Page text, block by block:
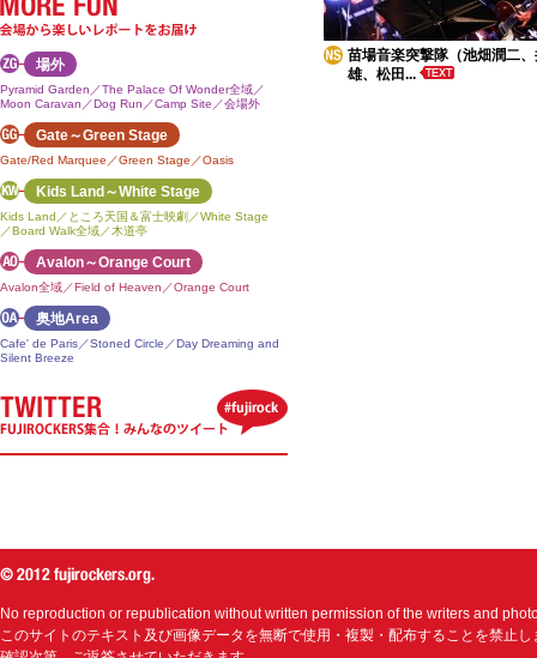
苗場音楽突撃隊（池畑潤二
雄、松田...
場外
Pyramid Garden／The Palace Of Wonder全域／
Moon Caravan／Dog Run／Camp Site／会場外
Gate～Green Stage
Gate/Red Marquee／Green Stage／Oasis
Kids Land～White Stage
Kids Land／ところ天国＆富士映劇／White Stage
／Board Walk全域／木道亭
Avalon～Orange Court
Avalon全域／Field of Heaven／Orange Court
奥地Area
Cafe' de Paris／Stoned Circle／Day Dreaming and
Silent Breeze
No reproduction or republication without written permission of the writers and
このサイトのテキスト及び画像データを無断で使用・複製・配布することを禁止